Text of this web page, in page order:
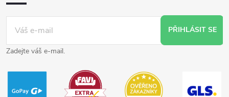
PŘIHLÁSIT SE
Zadejte váš e-mail.